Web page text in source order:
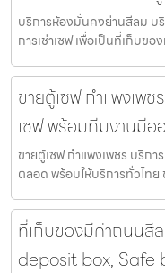
บริการห้องมั่นคงย่านสีลม บ
การเช่าเซฟ เพื่อเป็นที่เก็บข
ขายตู้เซฟ กำแพงเพ
เซฟ พร้อมทีมงานมือ
ขายตู้เซฟ กำแพงเพชร บริก
ตลอด พร้อมให้บริการทั่วไทย
ที่เก็บของมีค่าถนนสี
deposit box, Safe